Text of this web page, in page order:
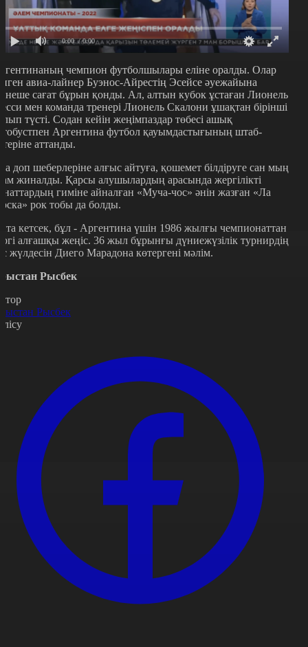
0:00 / 0:00
чемпион футболшылары еліне оралды. Олар
авиа-лайнер Буэнос-Айрестің Эсейсе әуежайына
сағат бұрын қонды. Ал, алтын кубок ұстаған Лионель
мен команда тренері Лионель Скалони ұшақтан бірінші
түсті. Содан кейін жеңімпаздар төбесі ашық
Аргентина футбол қауымдастығының штаб-
аттанды.
доп шеберлеріне алғыс айтуға, қошемет білдіруге сан мың
жиналды. Қарсы алушылардың арасында жергілікті
гиміне айналған «Муча-чос» әнін жазған «Ла
рок тобы да болды.
кетсек, бұл - Аргентина үшін 1986 жылғы чемпионаттан
алғашқы жеңіс. 36 жыл бұрынғы дүниежүзілік турнирдің
жүлдесін Диего Марадона көтергені мәлім.
Рысбек
Рысбек